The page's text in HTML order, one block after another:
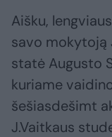
Aišku,
savo mokytoją
statė Augusto
kuriame
šešiasdešimt
J.Vaitkaus